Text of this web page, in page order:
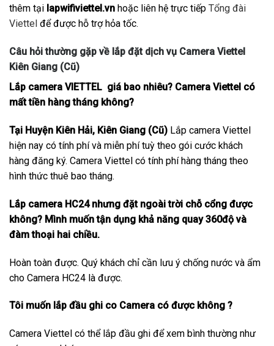
thêm tại lapwifiviettel.vn hoặc liên hệ trực tiếp Tổng đài
Viettel để được hỗ trợ hỏa tốc.
Câu hỏi thường gặp về lắp đặt dịch vụ Camera Viettel
Kiên Giang (Cũ)
Lắp camera VIETTEL giá bao nhiêu? Camera Viettel có
mất tiền hàng tháng không?
Tại Huyện Kiên Hải, Kiên Giang (Cũ) Lắp camera Viettel
hiện nay có tính phí và miễn phí tuỳ theo gói cước khách
hàng đăng ký. Camera Viettel có tính phí hàng tháng theo
hình thức thuê bao tháng.
Lắp camera HC24 nhưng đặt ngoài trời chỗ cổng được
không? Mình muốn tận dụng khả năng quay 360độ và
đàm thoại hai chiều.
Hoàn toàn được. Quý khách chỉ cần lưu ý chống nước và ẩm
cho Camera HC24 là được.
Tôi muốn lắp đầu ghi co Camera có được không ?
Camera Viettel có thể lắp đầu ghi để xem bình thường như